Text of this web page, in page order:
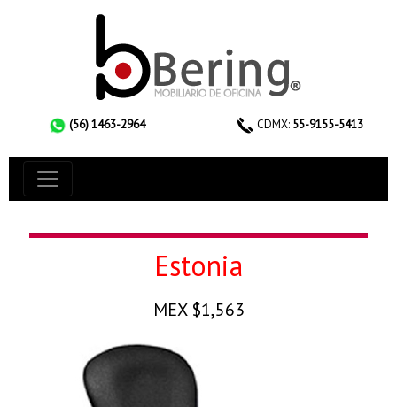
(56) 1463-2964 CDMX: 55-9155-5413
Estonia
MEX $1,563